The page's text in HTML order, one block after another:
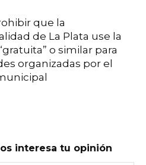
que la
de La Plata use la
o similar para
organizadas por el
interesa tu opinión